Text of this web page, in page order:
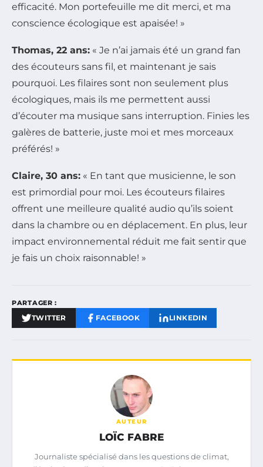
efficacité. Mon portefeuille me dit merci, et ma
conscience écologique est apaisée! »
Thomas, 22 ans: « Je n’ai jamais été un grand fan
des écouteurs sans fil, et maintenant je sais
pourquoi. Les filaires sont non seulement plus
écologiques, mais ils me permettent aussi
d’écouter ma musique sans interruption. Finies les
galères de batterie, juste moi et mes morceaux
préférés! »
Claire, 30 ans: « En tant que musicienne, le son
est primordial pour moi. Les écouteurs filaires
offrent une meilleure qualité audio qu’ils soient
dans la chambre ou en déplacement. En plus, leur
impact environnemental réduit me fait sentir que
je fais un choix raisonnable! »
PARTAGER :
TWITTER FACEBOOK LINKEDIN
AUTEUR
LOÏC FABRE
Journaliste spécialisé dans les questions de climat,